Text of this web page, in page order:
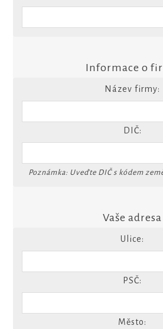
Informace o
Název firmy:
DIČ:
Poznámka: Uveďte DIČ s kódem země
Vaše adresa
Ulice:
PSČ:
Město: